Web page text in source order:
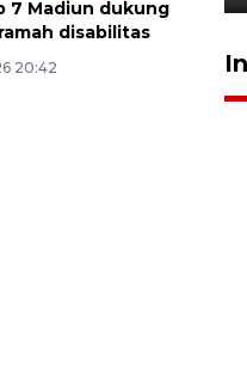
7 Madiun dukung
disabilitas
20:42